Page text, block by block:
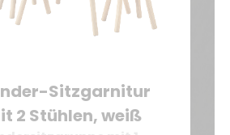
Sitzgarnitur
2 Stühlen, weiß